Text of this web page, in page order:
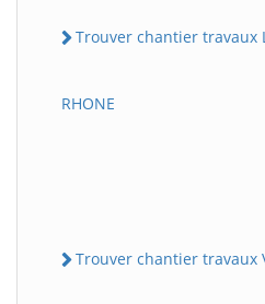
Trouver chantier travaux
RHONE
Trouver chantier travaux